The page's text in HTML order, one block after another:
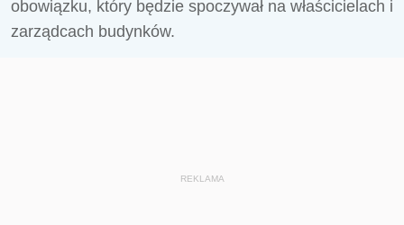
obowiązku, który będzie spoczywał na właścicielach i
zarządcach budynków.
REKLAMA